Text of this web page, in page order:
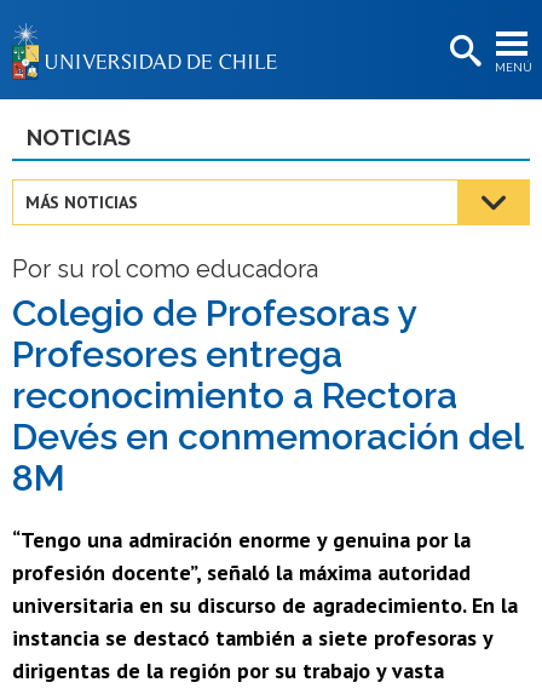
MENÚ
BIBLIOTECAS
Estudiantes
Académicas/os
Funcionarias/os
Egresadas/os
NOTICIAS
MÁS NOTICIAS
Por su rol como educadora
Colegio de Profesoras y
Profesores entrega
reconocimiento a Rectora
Devés en conmemoración del
8M
“Tengo una admiración enorme y genuina por la
profesión docente”, señaló la máxima autoridad
universitaria en su discurso de agradecimiento. En la
instancia se destacó también a siete profesoras y
dirigentas de la región por su trabajo y vasta